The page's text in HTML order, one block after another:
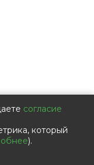
согласие
который
).